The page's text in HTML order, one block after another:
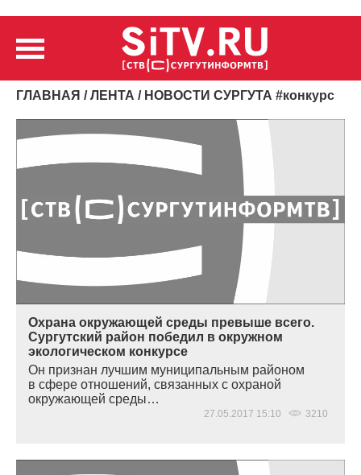
ГЛАВНАЯ /ЛЕНТА / НОВОСТИ СУРГУТА #конкурс
Охрана окружающей среды превыше всего.
Сургутский район победил в окружном
экологическом конкурсе
Он признан лучшим муниципальным районом
в сфере отношений, связанных с охраной
окружающей среды…
27.05.2017 15:10 3210